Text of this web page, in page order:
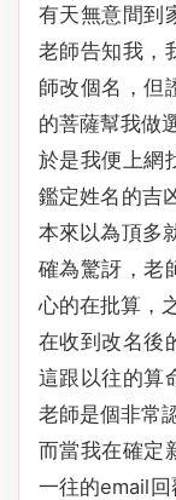
有天無意間到
老師告知我，
師改個名，但
的菩薩幫我做
於是我便上網
鑑定姓名的吉
本來以為頂多
確為驚訝，老
心的在批算，
在收到改名後
這跟以往的算
老師是個非常
而當我在確定
一往的email回